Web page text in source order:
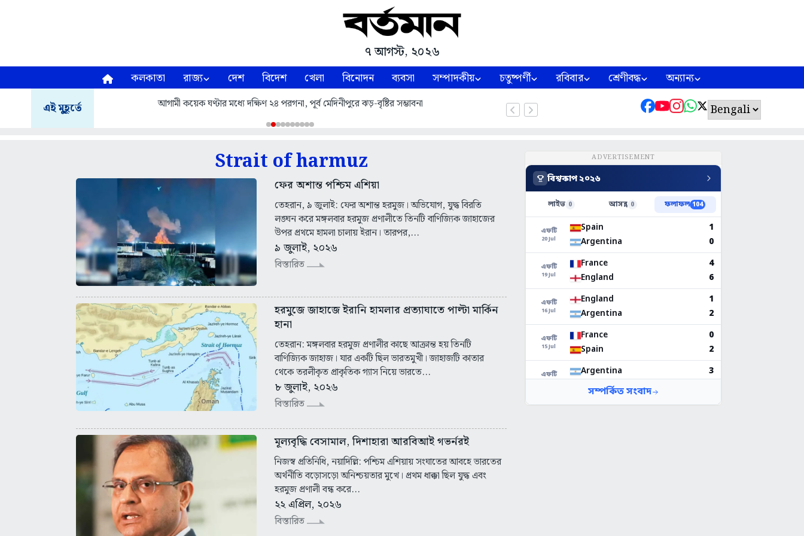
৭ আগস্ট, ২০২৬
কলকাতা রাজ্য দেশ বিদেশ খেলা বিনোদন ব্যবসা সম্পাদকীয় চতুষ্পর্ণী রবিবার শ্রেণীবদ্ধ অন্যান্য
এই মুহূর্তে আগামী কয়েক ঘণ্টার মধ্যে দক্ষিণ ২৪ পরগনা, পূর্ব মেদিনীপুরে ঝড়-বৃষ্টির সম্ভাবনা
Strait of harmuz
ফের অশান্ত পশ্চিম এশিয়া
তেহরান, ৯ জুলাই: ফের অশান্ত হরমুজ। অভিযোগ, যুদ্ধ বিরতি
লঙ্ঘন করে মঙ্গলবার হরমুজ প্রণালীতে তিনটি বাণিজ্যিক জাহাজের
উপর প্রথমে হামলা চালায় ইরান। তারপর,...
৯ জুলাই, ২০২৬
বিস্তারিত
হরমুজে জাহাজে ইরানি হামলার প্রত্যাঘাতে পাল্টা মার্কিন
হানা
তেহরান: মঙ্গলবার হরমুজ প্রণালীর কাছে আক্রান্ত হয় তিনটি
বাণিজ্যিক জাহাজ। যার একটি ছিল ভারতমুখী। জাহাজটি কাতার
থেকে তরলীকৃত প্রাকৃতিক গ্যাস নিয়ে ভারতে...
৮ জুলাই, ২০২৬
বিস্তারিত
মূল্যবৃদ্ধি বেসামাল, দিশাহারা আরবিআই গভর্নরই
নিজস্ব প্রতিনিধি, নয়াদিল্লি: পশ্চিম এশিয়ায় সংঘাতের আবহে ভারতের
অর্থনীতি বড়োসড়ো অনিশ্চয়তার মুখে। প্রথম ধাক্কা ছিল যুদ্ধ এবং
হরমুজ প্রণালী বন্ধ করে...
২২ এপ্রিল, ২০২৬
বিস্তারিত
ADVERTISEMENT